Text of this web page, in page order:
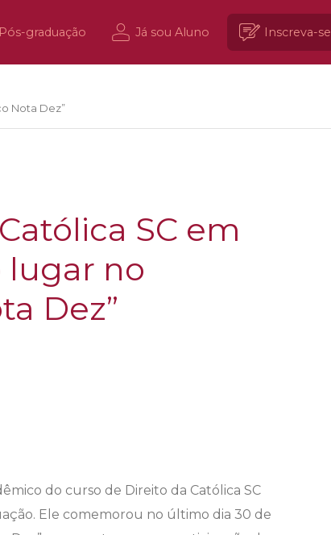
Pós-graduação Já sou Aluno Inscreva-se
Nota Dez”
SC em
lugar no
Dez”
do curso de Direito da Católica SC
Ele comemorou no último dia 30 de